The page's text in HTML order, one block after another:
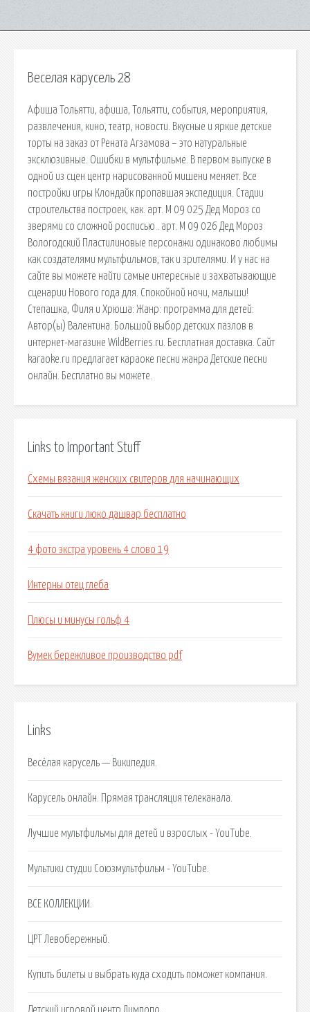
Веселая карусель 28
Афиша Тольятти, афиша, Тольятти, события, мероприятия,
развлечения, кино, театр, новости. Вкусные и яркие детские
торты на заказ от Рената Агзамова – это натуральные
эксклюзивные. Ошибки в мультфильме. В первом выпуске в
одной из сцен центр нарисованной мишени меняет. Все
постройки игры Клондайк пропавшая экспедиция. Стадии
строительства построек, как. арт. М 09 025 Дед Мороз со
зверями со сложной росписью . арт. М 09 026 Дед Мороз
Вологодский Пластилиновые персонажи одинаково любимы
как создателями мультфильмов, так и зрителями. И у нас на
сайте вы можете найти самые интересные и захватывающие
сценарии Нового года для. Спокойной ночи, малыши!
Степашка, Филя и Хрюша: Жанр: программа для детей:
Автор(ы) Валентина. Большой выбор детских пазлов в
интернет-магазине WildBerries.ru. Бесплатная доставка. Сайт
karaoke.ru предлагает караоке песни жанра Детские песни
онлайн. Бесплатно вы можете.
Links to Important Stuff
Схемы вязания женских свитеров для начинающих
Скачать книги люко дашвар бесплатно
4 фото экстра уровень 4 слово 19
Интерны отец глеба
Плюсы и минусы гольф 4
Вумек бережливое производство pdf
Links
Весёлая карусель — Википедия.
Карусель онлайн. Прямая трансляция телеканала.
Лучшие мультфильмы для детей и взрослых - YouTube.
Мультики студии Союзмультфильм - YouTube.
ВСЕ КОЛЛЕКЦИИ.
ЦРТ Левобережный.
Купить билеты и выбрать куда сходить поможет компания.